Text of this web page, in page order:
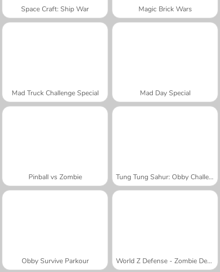
Space Craft: Ship War Magic Brick Wars
Mad Truck Challenge Special Mad Day Special
Pinball vs Zombie Tung Tung Sahur: Obby Challenge
Obby Survive Parkour World Z Defense - Zombie Defense